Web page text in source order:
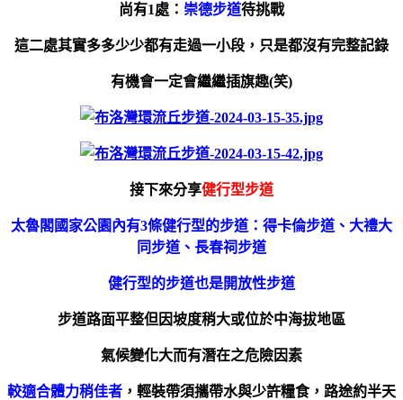
尚有1處： 崇德步道待挑戰
這二處其實多多少少都有走過一小段，只是都沒有完整記錄
有機會一定會繼繼插旗趣(笑)
接下來分享健行型步道
太魯閣國家公園內有3條健行型的步道：得卡倫步道、大禮大
同步道、長春祠步道
健行型的步道也是開放性步道
步道路面平整但因坡度稍大或位於中海拔地區
氣候變化大而有潛在之危險因素
較適合體力稍佳者 ，輕裝帶須攜帶水與少許糧食， 路途約半天